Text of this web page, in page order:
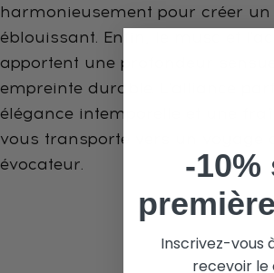
harmonieusement pour créer
éblouissant. Enfin, le musc et
apportent une profondeur
empreinte durable. L'alliance
élégance intemporelle et une
vous transporte vers un voyage
évocateur.
-
Inscrivez-vous
recevoir le